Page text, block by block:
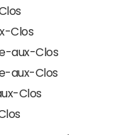
Clos
aux-Clos
aux-Clos
Clos